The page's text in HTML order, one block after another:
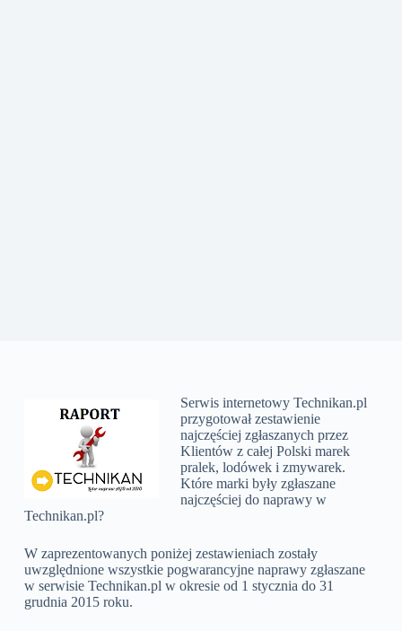
Serwis internetowy Technikan.pl
przygotował zestawienie
najczęściej zgłaszanych przez
Klientów z całej Polski marek
pralek, lodówek i zmywarek.
Które marki były zgłaszane
najczęściej do naprawy w
Technikan.pl?
W zaprezentowanych poniżej zestawieniach zostały
uwzględnione wszystkie pogwarancyjne naprawy zgłaszane
w serwisie Technikan.pl w okresie od 1 stycznia do 31
grudnia 2015 roku.